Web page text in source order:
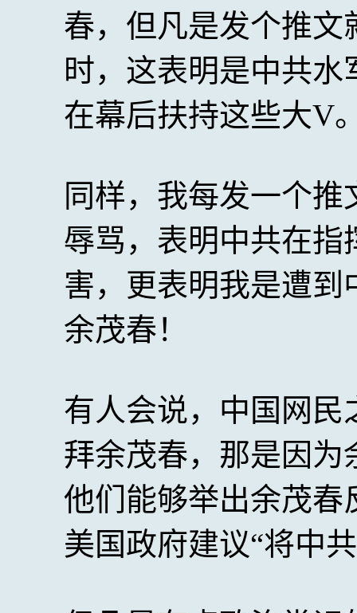
春，但凡是发个推
时，这表明是中共
在幕后扶持这些大V
同样，我每发一个
辱骂，表明中共在
害，更表明我是遭
余茂春！
有人会说，中国网
拜余茂春，那是因
他们能够举出余茂
美国政府建议“将中